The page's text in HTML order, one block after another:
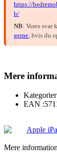
https://
b/
NB: Vores
gerne, hvis du
Mere
EAN :
Mere information